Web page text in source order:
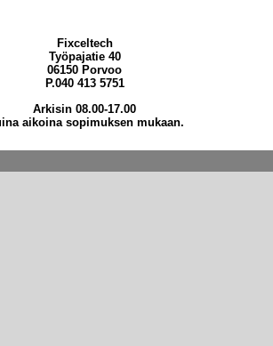
Fixceltech
Työpajatie 40
06150 Porvoo
P.040 413 5751
Arkisin 08.00-17.00
aikoina sopimuksen mukaan.